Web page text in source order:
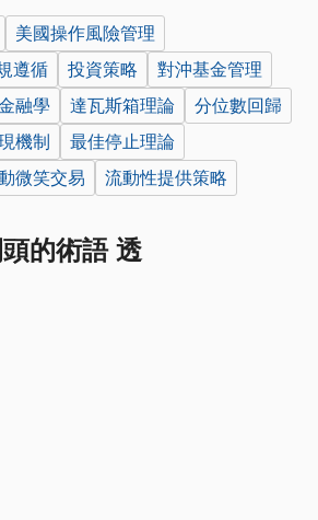
美國操作風險管理
遵循
投資策略
對沖基金管理
融學 達瓦斯箱理論
分位數回歸
機制
最佳停止理論
微笑交易 流動性提供策略
的術語 透